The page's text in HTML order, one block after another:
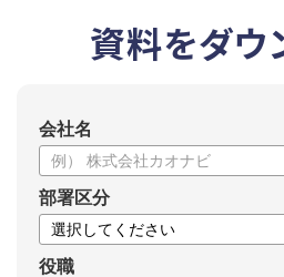
資料をダウ
会社名
部署区分
役職